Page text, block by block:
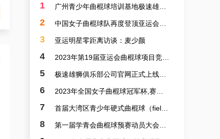
1
2
3 亚运明星零距离访谈：麦少颜
4
5
6
7
8